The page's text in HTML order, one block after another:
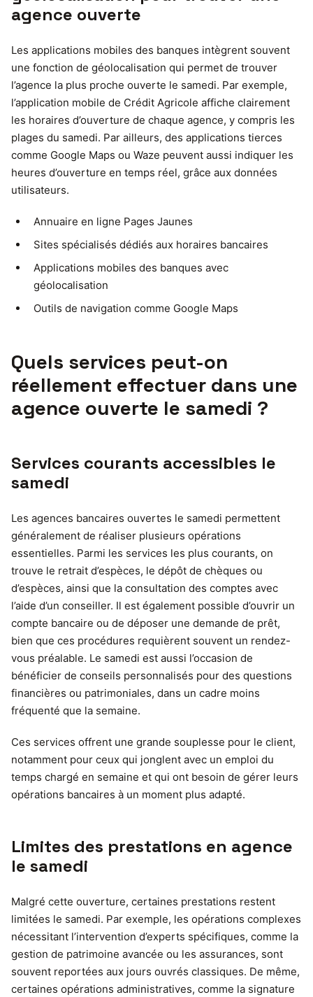
agence ouverte
Les applications mobiles des banques intègrent souvent
une fonction de géolocalisation qui permet de trouver
l’agence la plus proche ouverte le samedi. Par exemple,
l’application mobile de Crédit Agricole affiche clairement
les horaires d’ouverture de chaque agence, y compris les
plages du samedi. Par ailleurs, des applications tierces
comme Google Maps ou Waze peuvent aussi indiquer les
heures d’ouverture en temps réel, grâce aux données
utilisateurs.
Annuaire en ligne Pages Jaunes
Sites spécialisés dédiés aux horaires bancaires
Applications mobiles des banques avec
géolocalisation
Outils de navigation comme Google Maps
Quels services peut-on
réellement effectuer dans une
agence ouverte le samedi ?
Services courants accessibles le
samedi
Les agences bancaires ouvertes le samedi permettent
généralement de réaliser plusieurs opérations
essentielles. Parmi les services les plus courants, on
trouve le retrait d’espèces, le dépôt de chèques ou
d’espèces, ainsi que la consultation des comptes avec
l’aide d’un conseiller. Il est également possible d’ouvrir un
compte bancaire ou de déposer une demande de prêt,
bien que ces procédures requièrent souvent un rendez-
vous préalable. Le samedi est aussi l’occasion de
bénéficier de conseils personnalisés pour des questions
financières ou patrimoniales, dans un cadre moins
fréquenté que la semaine.
Ces services offrent une grande souplesse pour le client,
notamment pour ceux qui jonglent avec un emploi du
temps chargé en semaine et qui ont besoin de gérer leurs
opérations bancaires à un moment plus adapté.
Limites des prestations en agence
le samedi
Malgré cette ouverture, certaines prestations restent
limitées le samedi. Par exemple, les opérations complexes
nécessitant l’intervention d’experts spécifiques, comme la
gestion de patrimoine avancée ou les assurances, sont
souvent reportées aux jours ouvrés classiques. De même,
certaines opérations administratives, comme la signature